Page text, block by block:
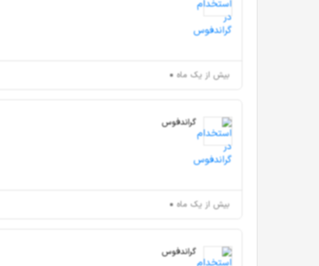
بیش از یک ماه
گراندفوس
بیش از یک ماه
گراندفوس